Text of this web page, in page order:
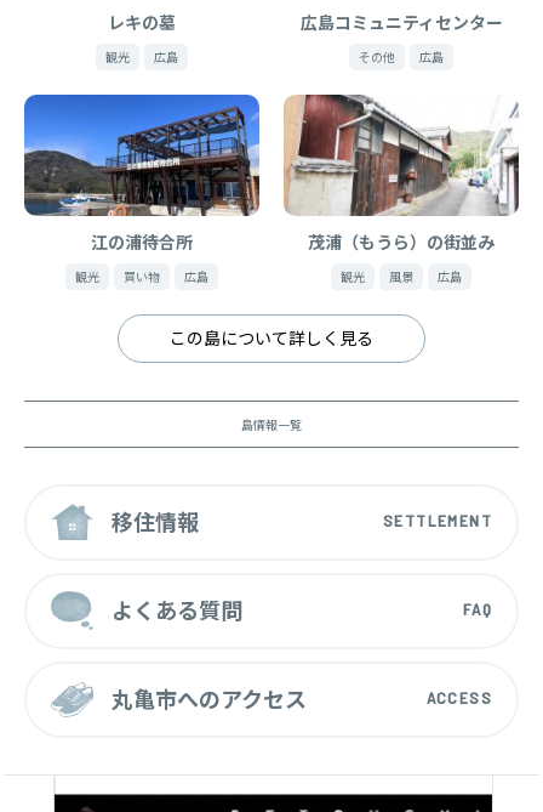
レキの墓
観光 広島
広島コミュニティセンター
その他 広島
江の浦待合所
観光 買い物 広島
茂浦（もうら）の街並み
観光 風景 広島
この島について詳しく見る
島情報一覧
SETTLEMENT
移住情報
FAQ
よくある質問
ACCESS
丸亀市へのアクセス